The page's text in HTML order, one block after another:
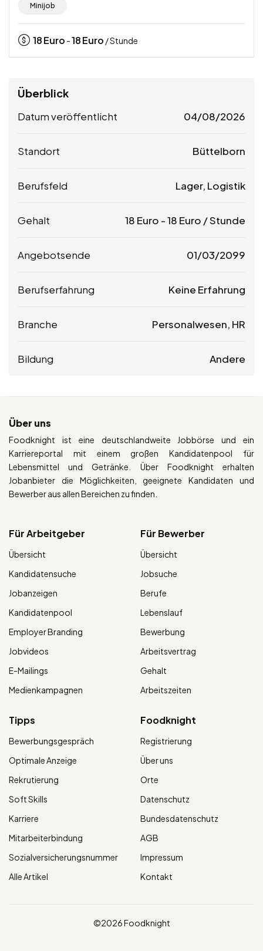
Minijob
18Euro -18Euro / Stunde
Überblick
Datum veröffentlicht 04/08/2026
Standort Büttelborn
Berufsfeld Lager, Logistik
Gehalt 18 Euro -18 Euro / Stunde
Angebotsende 01/03/2099
Berufserfahrung Keine Erfahrung
Branche Personalwesen, HR
Bildung Andere
Über uns
Foodknight ist eine deutschlandweite Jobbörse und ein
Karriereportal mit einem großen Kandidatenpool für
Lebensmittel und Getränke. Über Foodknight erhalten
Jobanbieter die Möglichkeiten, geeignete Kandidaten und
Bewerber aus allen Bereichen zu finden.
Für Arbeitgeber
Übersicht
Kandidatensuche
Jobanzeigen
Kandidatenpool
Employer Branding
Jobvideos
E-Mailings
Medienkampagnen
Für Bewerber
Übersicht
Jobsuche
Berufe
Lebenslauf
Bewerbung
Arbeitsvertrag
Gehalt
Arbeitszeiten
Tipps
Bewerbungsgespräch
Optimale Anzeige
Rekrutierung
Soft Skills
Karriere
Mitarbeiterbindung
Sozialversicherungsnummer
Alle Artikel
Foodknight
Registrierung
Über uns
Orte
Datenschutz
Bundesdatenschutz
AGB
Impressum
Kontakt
©2026 Foodknight